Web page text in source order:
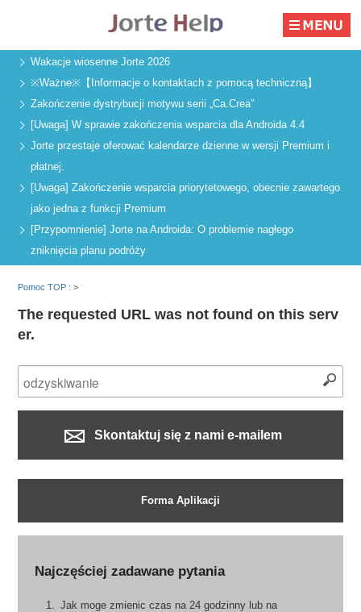
Wakacje wiosenne Jorte 2026
※Ważne※【Informacje o kontaktach z pomocą techniczną】
Zakończenie dystrybucji motywu serii „Ca.Crea”
[Uwaga] W sprawie zakończenia wsparcia dla Androida 4.4
Jorte przestaje oferować kalendarze dzienne w wersji Premium i
płatnej.
[Uwaga] Zakończenie wsparcia priorytetowego, obecnie zawartego
jako jedna z funkcji Premium
[Przypomnienie] Jorte na Androida: O problemie nagłego
zniknięcia planu podróży
Pomoc TOP :>
The requested URL was not found on this serv
er.
Skontaktuj się z nami e-mailem
Forma Aplikacji
Najczęściej zadawane pytania
Jak moge zmienic czas na 24 godzinny lub na